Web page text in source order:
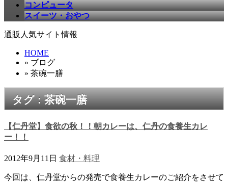
コンピュータ
スイーツ・おやつ
通販人気サイト情報
HOME
» ブログ
» 茶碗一膳
タグ : 茶碗一膳
【仁丹堂】食欲の秋！！朝カレーは、仁丹の食養生カレ
ー！！
2012年9月11日 食材・料理
今回は、仁丹堂からの発売で食養生カレーのご紹介をさせて